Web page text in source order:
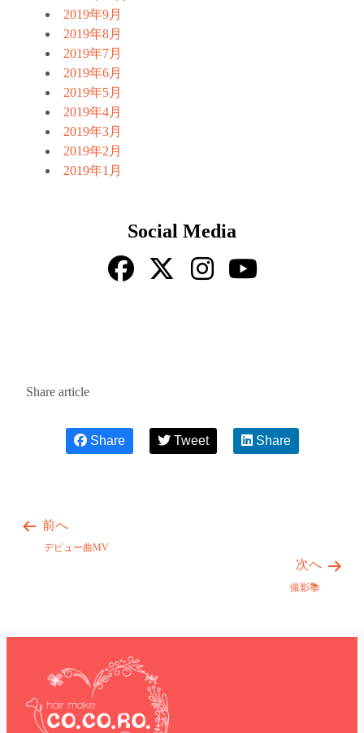
2019年9月
2019年8月
2019年7月
2019年6月
2019年5月
2019年4月
2019年3月
2019年2月
2019年1月
Social Media
Share article
Share Tweet Share
前へ
デビュー曲MV
次へ
撮影📚